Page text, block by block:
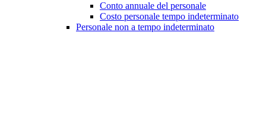
Conto annuale del personale
Costo personale tempo indeterminato
Personale non a tempo indeterminato